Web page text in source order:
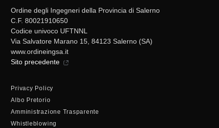
Ordine degli Ingegneri della Provincia di Salerno
C.F. 80021910650
Codice univoco UFTNNL
Via Salvatore Marano 15, 84123 Salerno (SA)
www.ordineingsa.it
Sito precedente
Privacy Policy
Albo Pretorio
Amministrazione Trasparente
Whistleblowing